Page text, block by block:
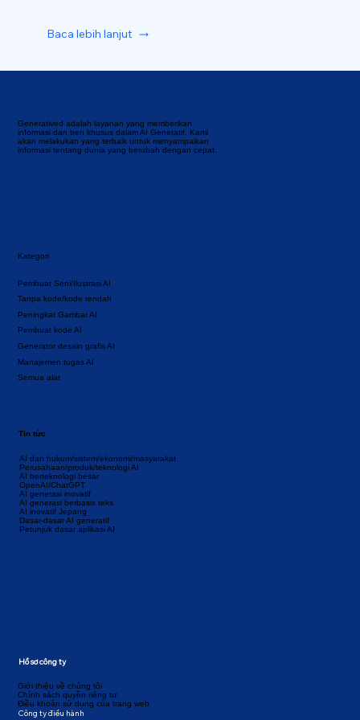
Generatived adalah layanan yang memberikan
informasi dan tren khusus dalam AI Generatif. Kami
akan melakukan yang terbaik untuk menyampaikan
informasi tentang dunia yang berubah dengan cepat.
Kategori
Semua alat
Manajemen tugas AI
Generator desain grafis AI
Tanpa kode/kode rendah
Pembuat kode AI
Peningkat Gambar AI
Pembuat Seni/Ilustrasi AI
AI dan hukum/sistem/ekonomi/masyarakat
Perusahaan/produk/teknologi AI
AI berteknologi besar
OpenAI/ChatGPT
AI generasi inovatif
AI generasi berbasis teks
AI inovatif Jepang
Dasar-dasar AI generatif
Petunjuk dasar aplikasi AI
Tin tức
Giới thiệu về chúng tôi
Chính sách quyền riêng tư
Điều khoản sử dụng của trang web
Công ty điều hành
Hồ sơ công ty
Baca lebih lanjut